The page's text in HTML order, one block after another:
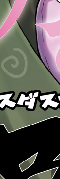
作権は講談社
止します。